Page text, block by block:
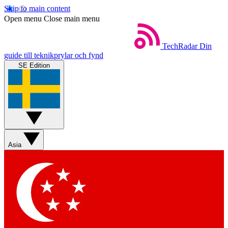
Skip to main content
Open menu Close main menu
TechRadar Din
guide till teknikprylar och fynd
SE Edition
Asia